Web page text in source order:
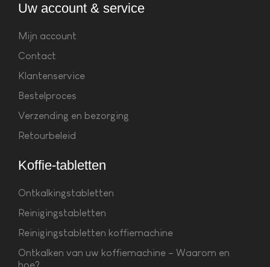
Uw account & service
Mijn account
Contact
Klantenservice
Bestelproces
Verzending en bezorging
Retourbeleid
Koffie-tabletten
Ontkalkingstabletten
Reinigingstabletten
Reinigingstabletten koffiemachine
Ontkalken van uw koffiemachine – Waarom en